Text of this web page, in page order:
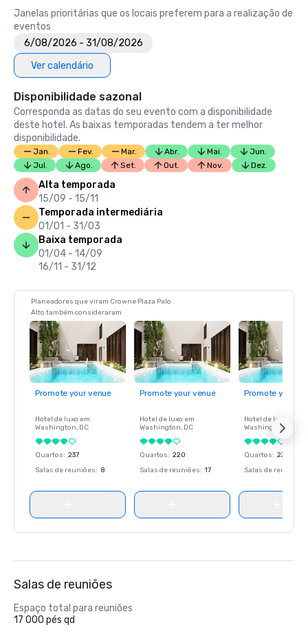
Janelas prioritárias que os locais preferem para a realização de
eventos
6/08/2026 - 31/08/2026
Ver calendário
Disponibilidade sazonal
Corresponda as datas do seu evento com a disponibilidade
deste hotel. As baixas temporadas tendem a ter melhor
disponibilidade.
Jan. Fev. Mar. Abr. Mai.
Jun.
Jul.
Ago. Set. Out. Nov. Dez.
Alta temporada
15/09 - 15/11
Temporada intermediária
01/01 - 31/03
Baixa temporada
01/04 - 14/09
16/11 - 31/12
Planeadores que viram Crowne Plaza Palo
Alto também consideraram
Promote your venue
Hotel de luxo em
Washington, DC
Quartos: 237
Salas de reuniões: 8
Promote your venue
Hotel de luxo em
Washington, DC
Quartos: 220
Salas de reuniões: 17
Promote your
Hotel de luxo em
Washington
Quartos: 237
Salas de reuniões
Salas de reuniões
Espaço total para reuniões
17 000 pés qd